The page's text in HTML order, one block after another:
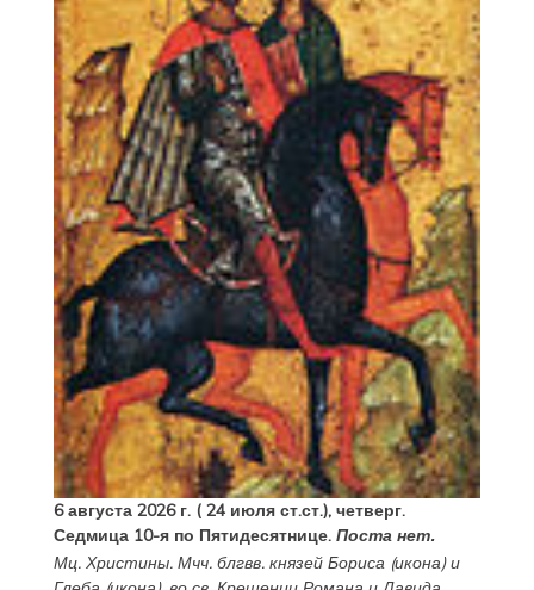
6 августа 2026 г. ( 24 июля ст.ст.), четверг.
Седмица 10-я по Пятидесятнице. Поста нет.
Мц. Христины. Мчч. блгвв. князей Бориса(икона) и